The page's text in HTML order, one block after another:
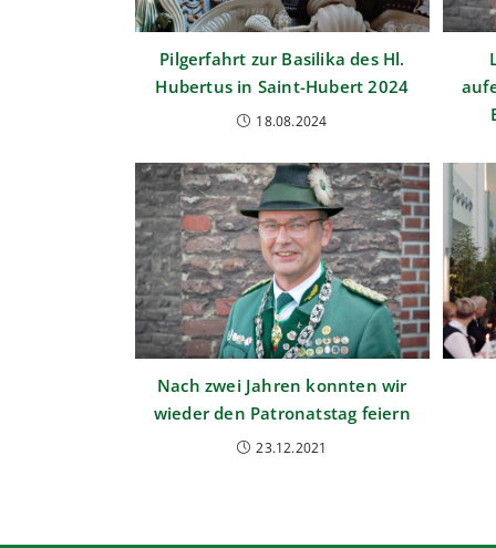
Pilgerfahrt zur Basilika des Hl.
Hubertus in Saint-Hubert 2024
18.08.2024
Nach zwei Jahren konnten wir
wieder den Patronatstag feiern
23.12.2021